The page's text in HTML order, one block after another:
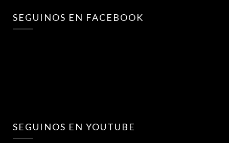
SEGUINOS EN FACEBOOK
SEGUINOS EN YOUTUBE